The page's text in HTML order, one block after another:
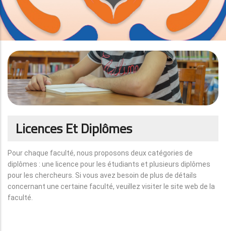
Licences Et Diplômes
Pour chaque faculté, nous proposons deux catégories de
diplômes : une licence pour les étudiants et plusieurs diplômes
pour les chercheurs. Si vous avez besoin de plus de détails
concernant une certaine faculté, veuillez visiter le site web de la
faculté.